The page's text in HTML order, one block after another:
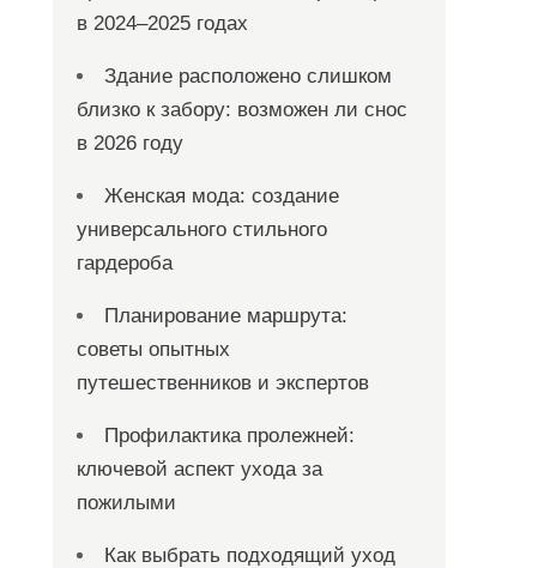
в 2024–2025 годах
Здание расположено слишком
близко к забору: возможен ли снос
в 2026 году
Женская мода: создание
универсального стильного
гардероба
Планирование маршрута:
советы опытных
путешественников и экспертов
Профилактика пролежней:
ключевой аспект ухода за
пожилыми
Как выбрать подходящий уход